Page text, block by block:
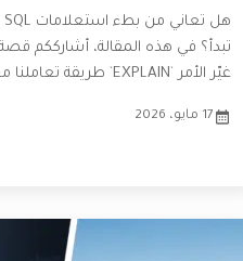
تبدأ؟ في هذه المقالة، أشارككم
غيّر الأمر `EXPLAIN` طريقة تعاملنا مع قواعد...
17 مايو، 2026